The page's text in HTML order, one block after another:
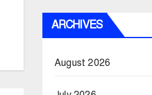
ARCHIVES
August 2026